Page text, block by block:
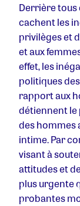
Derrière tous
cachent les
privilèges et
et aux
effet, les
politiques
rapport aux
détiennent le
des hommes
intime. Par
visant à
attitudes et
plus urgente
probantes